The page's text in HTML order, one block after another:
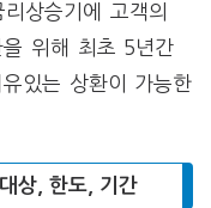
상승기에 고객의
을 위해 최초 5년간
있는 상환이 가능한
상, 한도, 기간